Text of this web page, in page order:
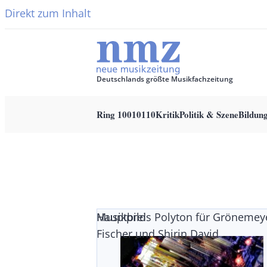
Direkt zum Inhalt
Deutschlands größte Musikfachzeitung
Ring 10010110KritikPolitik & Szene
Musikpreis Polyton für
Fischer und Shirin David
Hauptbild